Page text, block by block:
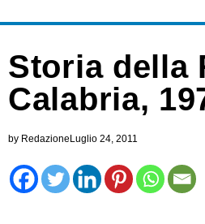
Storia della
Calabria,
by Redazione Luglio 24, 2011